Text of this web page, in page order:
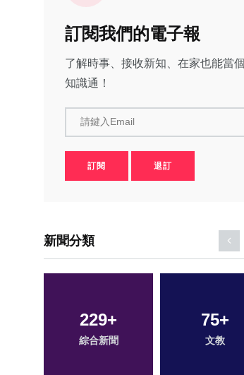
訂閱我們的電子報
了解時事、接收新知、在家也能當個
知識通！
請鍵入Email
訂閱 退訂
新聞分類
23+
農業
16+
頭條